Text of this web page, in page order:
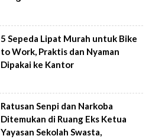
5 Sepeda Lipat Murah untuk Bike
to Work, Praktis dan Nyaman
Dipakai ke Kantor
Ratusan Senpi dan Narkoba
Ditemukan di Ruang Eks Ketua
Yayasan Sekolah Swasta,